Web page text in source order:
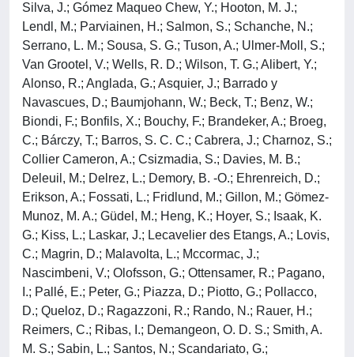
Silva, J.; Gómez Maqueo Chew, Y.; Hooton, M. J.;
Lendl, M.; Parviainen, H.; Salmon, S.; Schanche, N.;
Serrano, L. M.; Sousa, S. G.; Tuson, A.; Ulmer-Moll, S.;
Van Grootel, V.; Wells, R. D.; Wilson, T. G.; Alibert, Y.;
Alonso, R.; Anglada, G.; Asquier, J.; Barrado y
Navascues, D.; Baumjohann, W.; Beck, T.; Benz, W.;
Biondi, F.; Bonfils, X.; Bouchy, F.; Brandeker, A.; Broeg,
C.; Bárczy, T.; Barros, S. C. C.; Cabrera, J.; Charnoz, S.;
Collier Cameron, A.; Csizmadia, S.; Davies, M. B.;
Deleuil, M.; Delrez, L.; Demory, B. -O.; Ehrenreich, D.;
Erikson, A.; Fossati, L.; Fridlund, M.; Gillon, M.; Gömez-
Munoz, M. A.; Güdel, M.; Heng, K.; Hoyer, S.; Isaak, K.
G.; Kiss, L.; Laskar, J.; Lecavelier des Etangs, A.; Lovis,
C.; Magrin, D.; Malavolta, L.; Mccormac, J.;
Nascimbeni, V.; Olofsson, G.; Ottensamer, R.; Pagano,
I.; Pallé, E.; Peter, G.; Piazza, D.; Piotto, G.; Pollacco,
D.; Queloz, D.; Ragazzoni, R.; Rando, N.; Rauer, H.;
Reimers, C.; Ribas, I.; Demangeon, O. D. S.; Smith, A.
M. S.; Sabin, L.; Santos, N.; Scandariato, G.;